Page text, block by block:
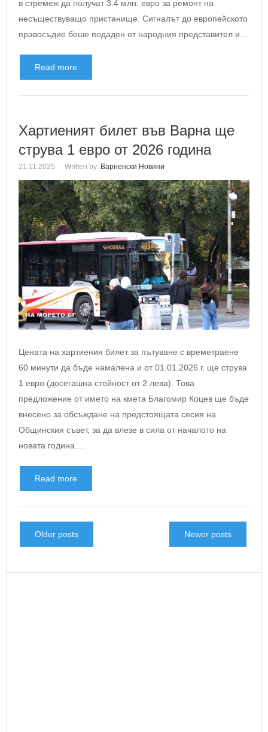
в стремеж да получат 3.4 млн. евро за ремонт на
несъществуващо пристанище. Сигналът до европейското
правосъдие беше подаден от народния представител и…
Read more
Хартиеният билет във Варна ще
струва 1 евро от 2026 година
21.11.2025 Written by: Варненски Новини
Цената на хартиения билет за пътуване с времетраене
60 минути да бъде намалена и от 01.01.2026 г. ще струва
1 евро (досегашна стойност от 2 лева). Това
предложение от името на кмета Благомир Коцев ще бъде
внесено за обсъждане на предстоящата сесия на
Общинския съвет, за да влезе в сила от началото на
новата година.…
Read more
Older posts Newer posts